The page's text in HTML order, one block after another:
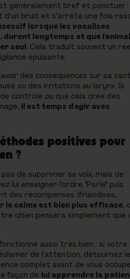
généralement bref et ponctuel :
d'un bruit et s'arrête une fois
lorsque les vocalises
longtemps et que
seul. Cela traduit souvent un
épuisante.
des conséquences sur sa
ou des irritations au larynx. Si
contrôle ou que cela crée des
il est temps d'agir avec
positives pour
?
de supprimer sa voix, mais de
lui enseigner l'ordre "Parle" puis
des récompenses (friandises,
le calme est bien plus efficace,
chien pensera simplement que
aussi très bien : si votre
de l'attention, détournez le
complet avant de vous
façon de lui apprendre la